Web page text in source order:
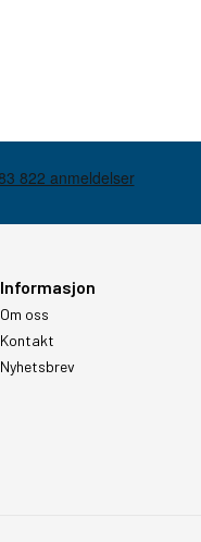
Informasjon
Om oss
Kontakt
Nyhetsbrev